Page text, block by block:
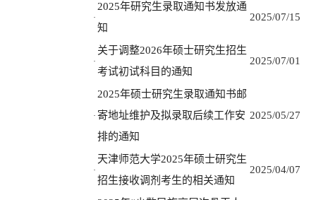
·
2025年研究生录取通知书发放通
知
2025/07/15
·
关于调整2026年硕士研究生招生
考试初试科目的通知
2025/07/01
·
2025年硕士研究生录取通知书邮
寄地址维护及拟录取后续工作安
排的通知
2025/05/27
·
天津师范大学2025年硕士研究生
招生接收调剂考生的相关通知
2025/04/07